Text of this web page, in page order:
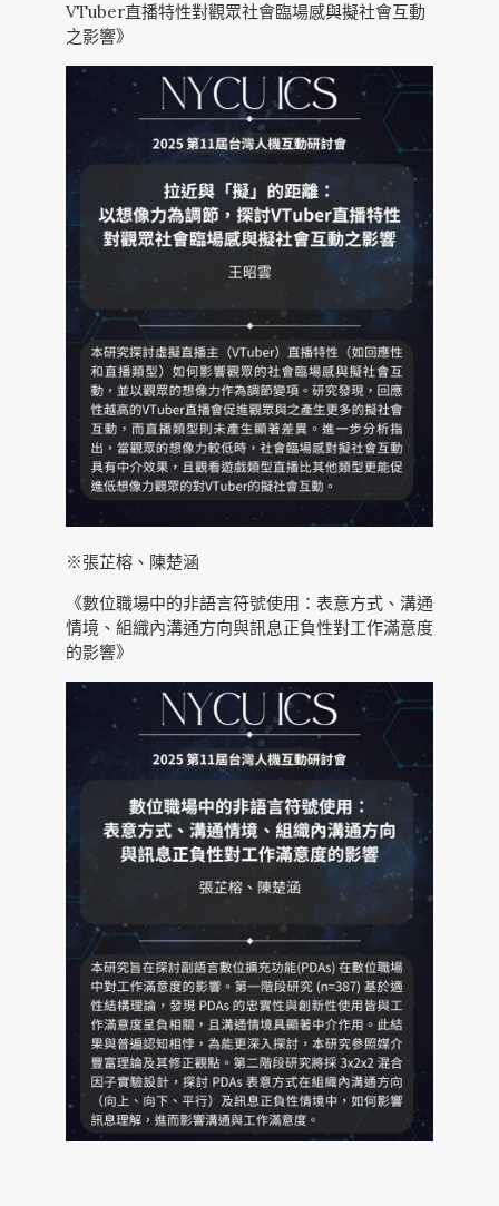
VTuber直播特性對觀眾社會臨場感與擬社會互動
之影響》
※張芷榕、陳楚涵
《數位職場中的非語言符號使用：表意方式、溝通
情境、組織內溝通方向與訊息正負性對工作滿意度
的影響》